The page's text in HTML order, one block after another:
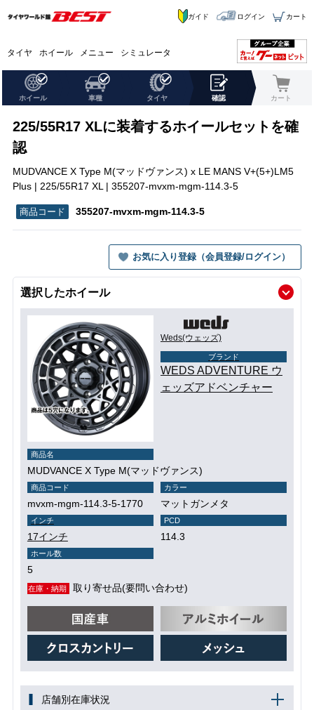
タイヤ ホイール メニュー シミュレータ
ガイド ログイン カート
ホイール 車種 タイヤ 確認 カート
225/55R17 XLに装着するホイールセットを確
認
MUDVANCE X Type M(マッドヴァンス) x LE MANS V+(5+)LM5
Plus | 225/55R17 XL | 355207-mvxm-mgm-114.3-5
355207-mvxm-mgm-114.3-5
お気に入り登録（会員登録/ログイン）
選択したホイール
Weds(ウェッズ)
ブランド
WEDS ADVENTURE ウ
ェッズアドベンチャー
商品名
MUDVANCE X Type M(マッドヴァンス)
商品コード
mvxm-mgm-114.3-5-1770
カラー
マットガンメタ
インチ
17インチ
PCD
114.3
ホール数
5
在庫・納期 取り寄せ品(要問い合わせ)
店舗別在庫状況